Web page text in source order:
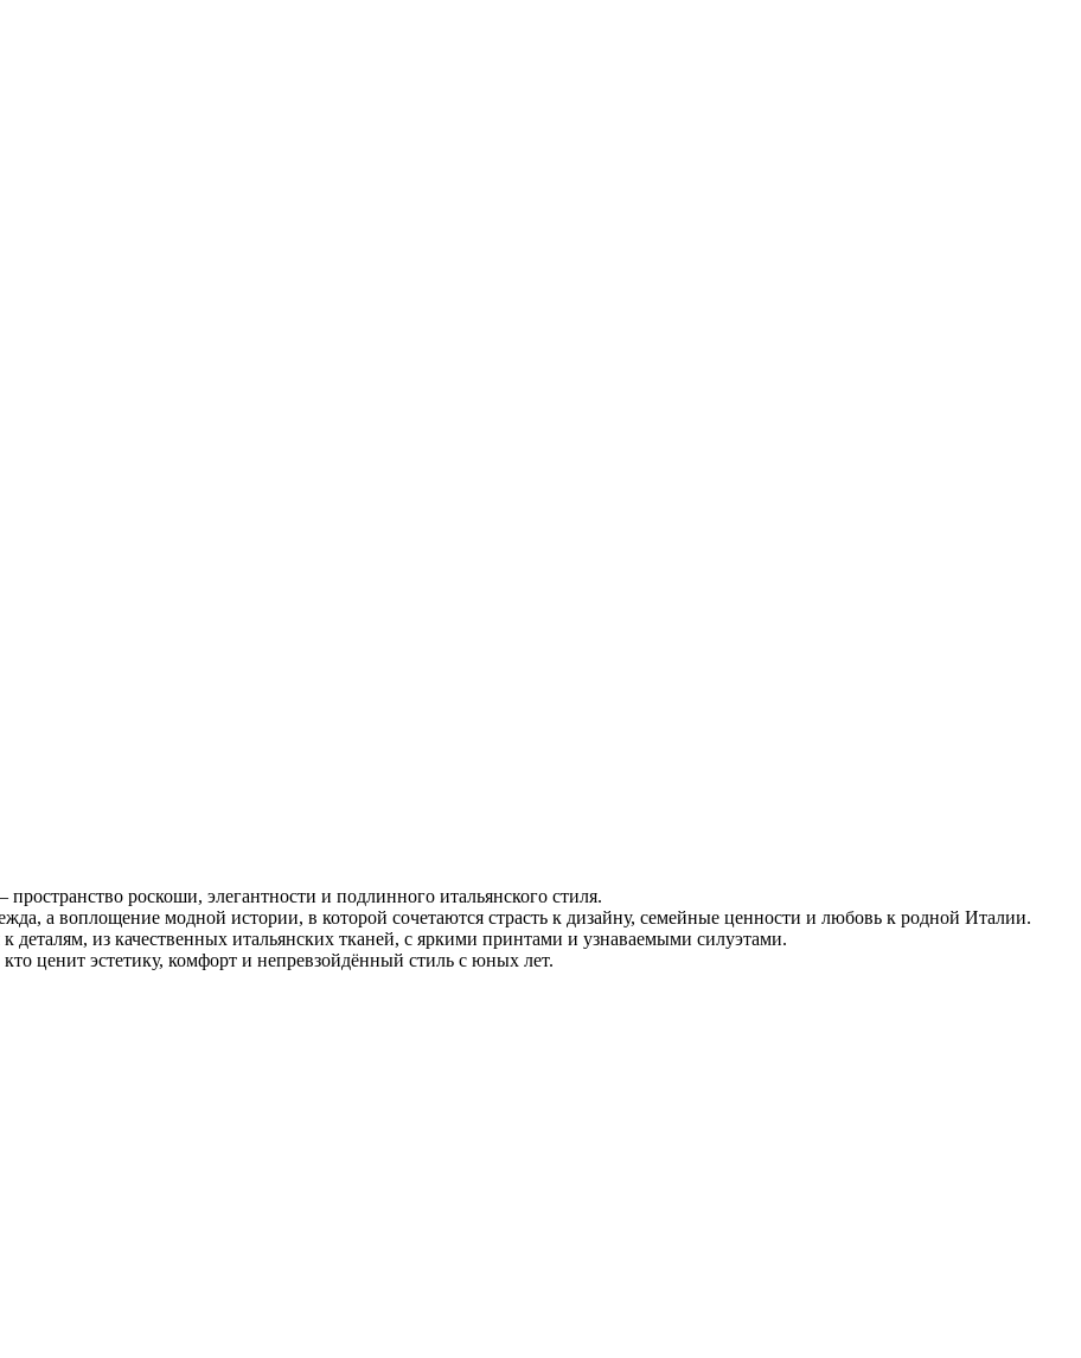
роскоши, элегантности и подлинного итальянского стиля.
а воплощение модной истории, в которой сочетаются страсть к дизайну, семейные ценности и любовь к родной Италии.
деталям, из качественных итальянских тканей, с яркими принтами и узнаваемыми силуэтами.
ценит эстетику, комфорт и непревзойдённый стиль с юных лет.